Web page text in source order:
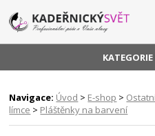
Navigace: Úvod > E-shop >
límce > Pláštěnky na barvení